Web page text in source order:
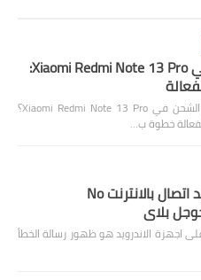
مشكلة الشحن في Xiaomi Redmi Note 13 Pro:
وصف قصير للمقال: تعاني من مشكلة الشحن في Xiaomi Redmi Note 13 Pro؟
خطوة ب…
حل مشكلة لا يوجد اتصال بالانترنت No
اجهزة الاندرويد هو ظهور رسالة الخطأ